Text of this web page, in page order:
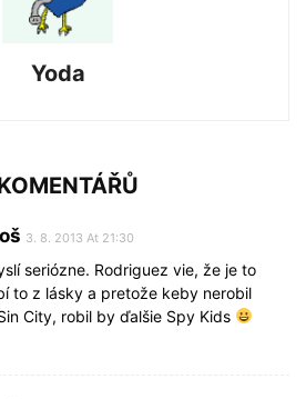
Yoda
3. 8. 2013 At 21:30
seriózne. Rodriguez vie, že je to
to z lásky a pretože keby nerobil
City, robil by ďalšie Spy Kids